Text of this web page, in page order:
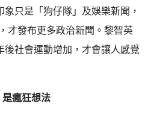
象只是「狗仔隊」及娛樂新聞，
才發布更多政治新聞。黎智英
後社會運動增加，才會讓人感覺
瘋狂想法